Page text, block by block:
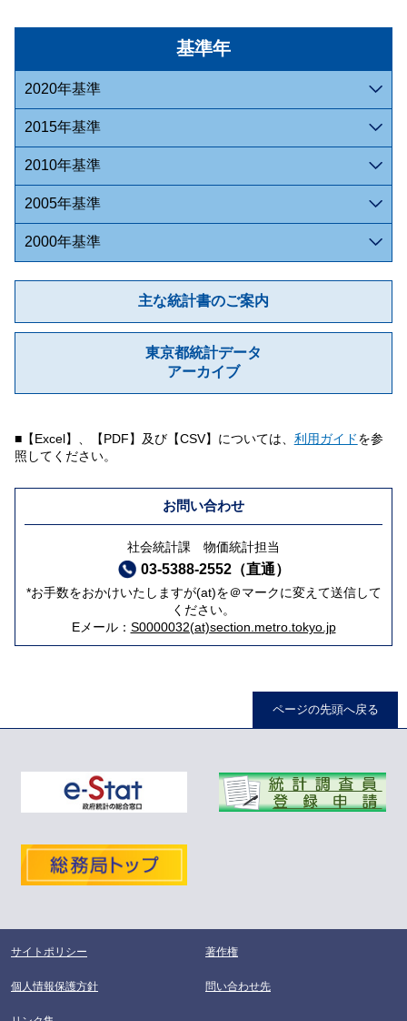
基準年
2020年基準
2015年基準
2010年基準
2005年基準
2000年基準
主な統計書のご案内
東京都統計データ
アーカイブ
■【Excel】、【PDF】及び【CSV】については、 利用ガイドを参
照してください。
お問い合わせ
社会統計課 物価統計担当
03-5388-2552（直通）
*お手数をおかけいたしますが(at)を＠マークに変えて送信して
ください。
Eメール： S0000032(at)section.metro.tokyo.jp
ページの先頭へ戻る
サイトポリシー 著作権
個人情報保護方針 問い合わせ先